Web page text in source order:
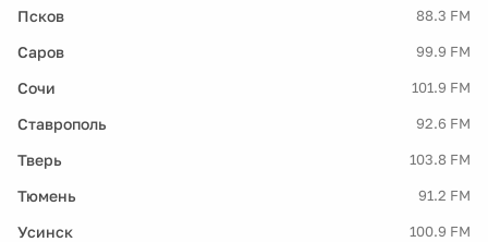
Псков 88.3 FM
Саров 99.9 FM
Сочи 101.9 FM
Ставрополь 92.6 FM
Тверь 103.8 FM
Тюмень 91.2 FM
Усинск 100.9 FM